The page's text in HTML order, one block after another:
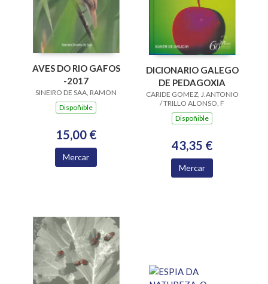
AVES DO RIO GAFOS
-2017
SINEIRO DE SAA, RAMON
Dispoñible
15,00 €
Mercar
DICIONARIO GALEGO
DE PEDAGOXIA
CARIDE GOMEZ, J.ANTONIO
/ TRILLO ALONSO, F
Dispoñible
43,35 €
Mercar